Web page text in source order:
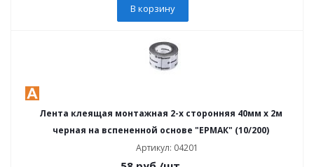
В корзину
Лента клеящая монтажная 2-х сторонняя 40мм х 2м
черная на вспененной основе "ЕРМАК" (10/200)
Артикул: 04201